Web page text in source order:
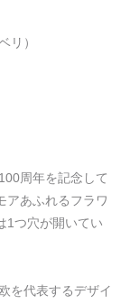
リ）
周年を記念して
アあふれるフラワ
1つ穴が開いてい
を代表するデザイ